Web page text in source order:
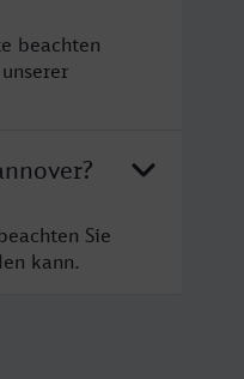
beachten
Sie
kann.